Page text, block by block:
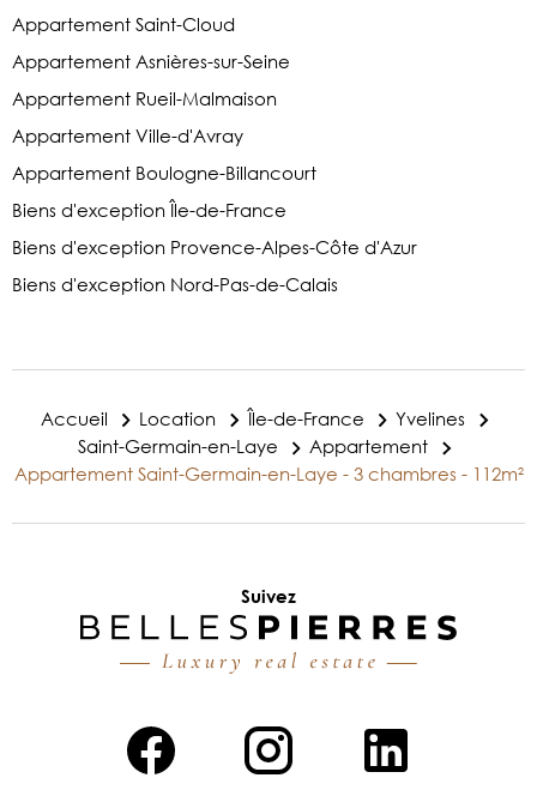
Appartement Saint-Cloud
Appartement Asnières-sur-Seine
Appartement Rueil-Malmaison
Appartement Ville-d'Avray
Appartement Boulogne-Billancourt
Biens d'exception Île-de-France
Biens d'exception Provence-Alpes-Côte d'Azur
Biens d'exception Nord-Pas-de-Calais
Accueil Location Île-de-France
Yvelines
Saint-Germain-en-Laye
Appartement
Appartement Saint-Germain-en-Laye - 3 chambres - 112m²
Suivez